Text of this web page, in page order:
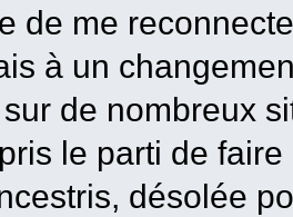
de me
à un
de nombreux
le parti de
désolée